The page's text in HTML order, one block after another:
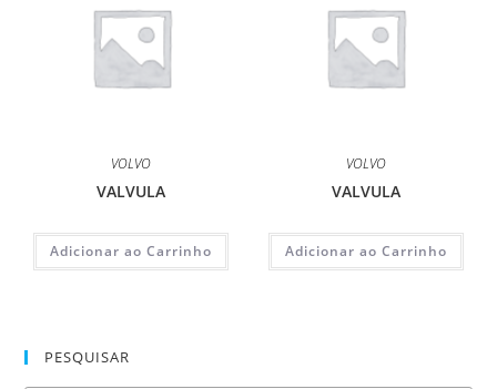
VOLVO
VALVULA
Adicionar ao Carrinho
VOLVO
VALVULA
Adicionar ao Carrinho
PESQUISAR